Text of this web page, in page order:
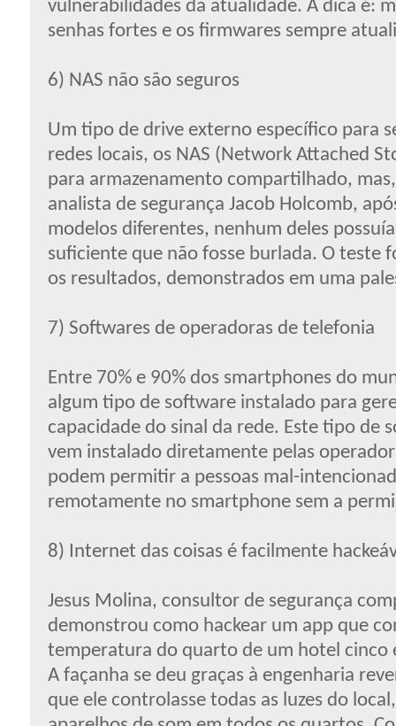
vulnerabilidades da atualidade. A dica é:
senhas fortes e os firmwares sempre
6) NAS não são seguros
Um tipo de drive externo específico para
redes locais, os NAS (Network Attached
para armazenamento compartilhado,
analista de segurança Jacob Holcomb,
modelos diferentes, nenhum deles
suficiente que não fosse burlada. O teste
os resultados, demonstrados em uma
7) Softwares de operadoras de telefonia
Entre 70% e 90% dos smartphones do
algum tipo de software instalado para
capacidade do sinal da rede. Este tipo de
vem instalado diretamente pelas
podem permitir a pessoas mal-
remotamente no smartphone sem a
8) Internet das coisas é facilmente
Jesus Molina, consultor de segurança
demonstrou como hackear um app que
temperatura do quarto de um hotel cinco
A façanha se deu graças à engenharia
que ele controlasse todas as luzes do